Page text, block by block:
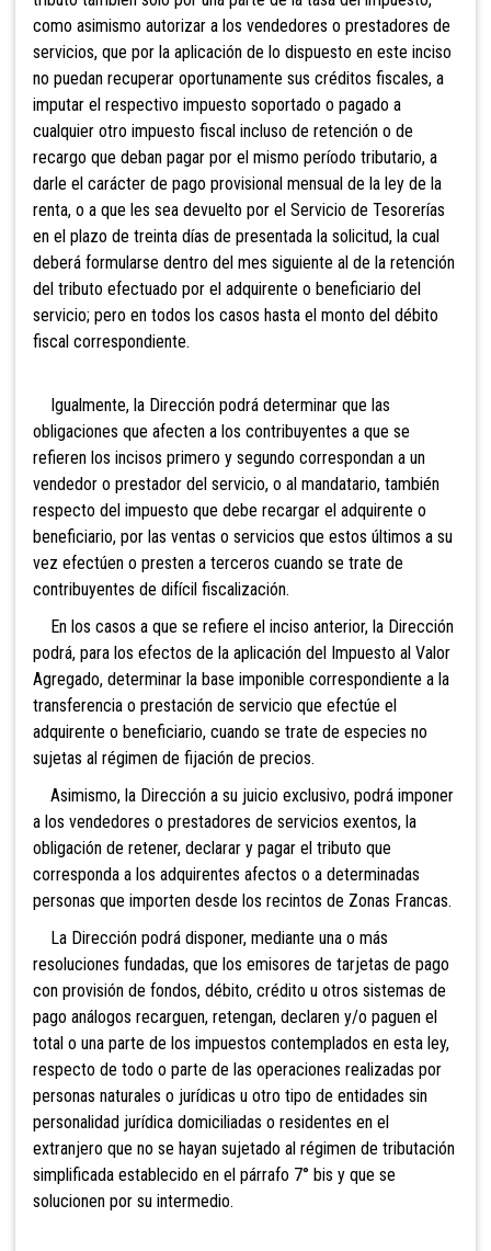
como asimismo autorizar a los vendedores o prestadores de
servicios, que por la aplicación de lo dispuesto en este inciso
no puedan recuperar oportunamente sus créditos fiscales, a
imputar el respectivo impuesto soportado o pagado a
cualquier otro impuesto fiscal incluso de retención o de
recargo que deban pagar por el mismo período tributario, a
darle el carácter de pago provisional mensual de la ley de la
renta, o a que les sea devuelto por el Servicio de Tesorerías
en el plazo de treinta días de presentada la solicitud, la cual
deberá formularse dentro del mes siguiente al de la retención
del tributo efectuado por el adquirente o beneficiario del
servicio; pero en todos los casos hasta el monto del débito
fiscal correspondiente.
Igualmente, la Dirección podrá determinar que las
obligaciones que afecten a los contribuyentes a que se
refieren los incisos primero y segundo correspondan a un
vendedor o prestador del servicio, o al mandatario, también
respecto del impuesto que debe recargar el adquirente o
beneficiario, por las ventas o servicios que estos últimos a su
vez efectúen o presten a terceros cuando se trate de
contribuyentes de difícil fiscalización.
En los casos a que se refiere el inciso anterior, la Dirección
podrá, para los efectos de la aplicación del Impuesto al Valor
Agregado, determinar la base imponible correspondiente a la
transferencia o prestación de servicio que efectúe el
adquirente o beneficiario, cuando se trate de especies no
sujetas al régimen de fijación de precios.
Asimismo, la Dirección a su juicio exclusivo, podrá imponer
a los vendedores o prestadores de servicios exentos, la
obligación de retener, declarar y pagar el tributo que
corresponda a los adquirentes afectos o a determinadas
personas que importen desde los recintos de Zonas Francas.
La Dirección podrá disponer, mediante una o más
resoluciones fundadas, que los emisores de tarjetas de pago
con provisión de fondos, débito, crédito u otros sistemas de
pago análogos recarguen, retengan, declaren y/o paguen el
total o una parte de los impuestos contemplados en esta ley,
respecto de todo o parte de las operaciones realizadas por
personas naturales o jurídicas u otro tipo de entidades sin
personalidad jurídica domiciliadas o residentes en el
extranjero que no se hayan sujetado al régimen de tributación
simplificada establecido en el párrafo 7° bis y que se
solucionen por su intermedio.